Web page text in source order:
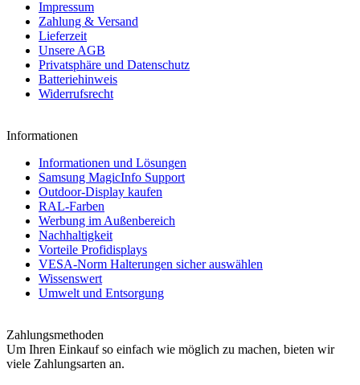
Impressum
Zahlung & Versand
Lieferzeit
Unsere AGB
Privatsphäre und Datenschutz
Batteriehinweis
Widerrufsrecht
Informationen
Informationen und Lösungen
Samsung MagicInfo Support
Outdoor-Display kaufen
RAL-Farben
Werbung im Außenbereich
Nachhaltigkeit
Vorteile Profidisplays
VESA-Norm Halterungen sicher auswählen
Wissenswert
Umwelt und Entsorgung
Zahlungsmethoden
Um Ihren Einkauf so einfach wie möglich zu machen, bieten wir
viele Zahlungsarten an.